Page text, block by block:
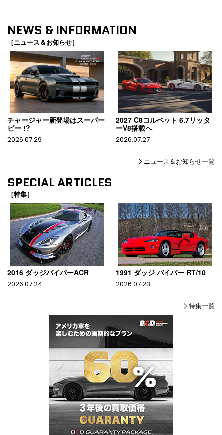
NEWS & INFORMATION
［ニュース＆お知らせ］
チャージャー新登場はスーパー
ビー !?
2026.07.29
2027 C8コルベット 6.7リッタ
ーV8搭載へ
2026.07.27
ニュース＆お知らせ一覧
SPECIAL ARTICLES
［特集］
2016 ダッジバイパーACR
2026.07.24
1991 ダッジ バイパー RT/10
2026.07.23
特集一覧